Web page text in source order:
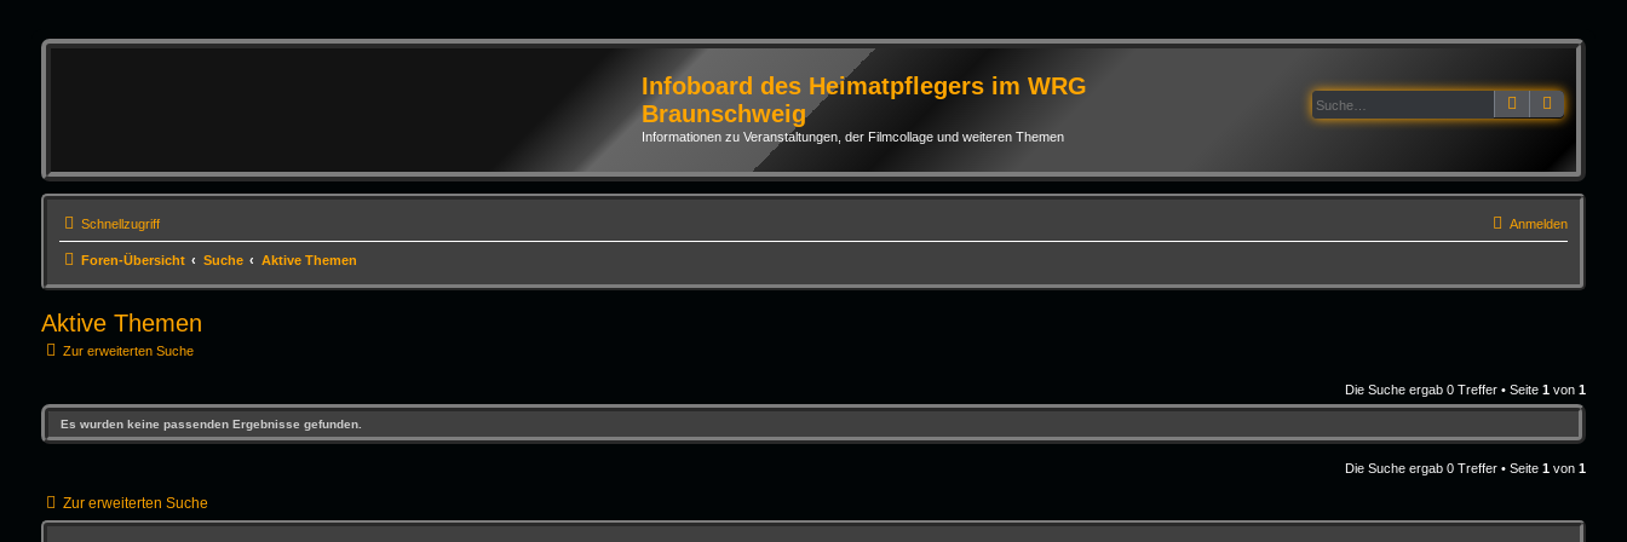
Infoboard des Heimatpflegers im WRG
Braunschweig
Informationen zu Veranstaltungen, der Filmcollage und weiteren Themen
Suche
Schnellzugriff Anmelden
Foren-Übersicht Suche Aktive Themen
Aktive Themen
Zur erweiterten Suche
Die Suche ergab 0 Treffer • Seite1 von1
Es wurden keine passenden Ergebnisse gefunden.
Die Suche ergab 0 Treffer • Seite1 von1
Zur erweiterten Suche